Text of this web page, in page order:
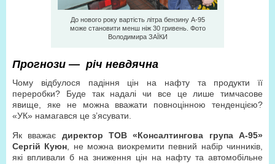
До нового року вартість літра бензину А-95
може становити менш ніж 30 гривень. Фото
Володимира ЗAЇКИ
Прогнози — річ невдячна
Чому відбулося падіння цін на нафту та продукти її
переробки? Буде так надалі чи все це лише тимчасове
явище, яке не можна вважати повноцінною тенденцією?
«УК» намагався це з’ясувати.
Як вважає директор ТОВ «Консалтингова група А-95»
Сергій Куюн , не можна виокремити певний набір чинників,
які впливали б на зниження цін на нафту та автомобільне